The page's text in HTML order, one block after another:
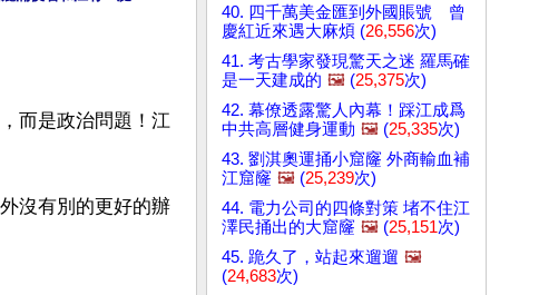
而是政治問題！江
沒有別的更好的辦
40. 四千萬美金匯到外國賬號 曾
慶紅近來遇大麻煩 (26,556次)
41. 考古學家發現驚天之迷 羅馬確
是一天建成的 🖼️ (25,375次)
42. 幕僚透露驚人內幕！踩江成爲
中共高層健身運動 🖼️ (25,335次)
43. 劉淇奧運捅小窟窿 外商輸血補
江窟窿 🖼️ (25,239次)
44. 電力公司的四條對策 堵不住江
澤民捅出的大窟窿 🖼️ (25,151次)
45. 跪久了，站起來遛遛 🖼️
(24,683次)